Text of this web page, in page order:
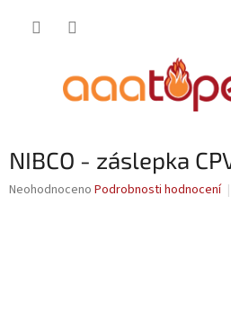
NIBCO - záslepka
Průměrné
Neohodnoceno Podrobnosti hodnocení